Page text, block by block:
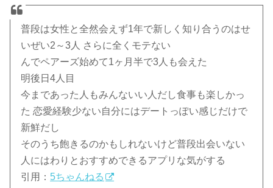
普段は女性と全然会えず1年で新しく知り合うのはせ
いぜい2～3人 さらに全くモテない
んでペアーズ始めて1ヶ月半で3人も会えた
明後日4人目
今まであった人もみんないい人だし食事も楽しかっ
た 恋愛経験少ない自分にはデートっぽい感じだけで
新鮮だし
そのうち飽きるのかもしれないけど普段出会いない
人にはわりとおすすめできるアプリな気がする
引用： 5ちゃんねる